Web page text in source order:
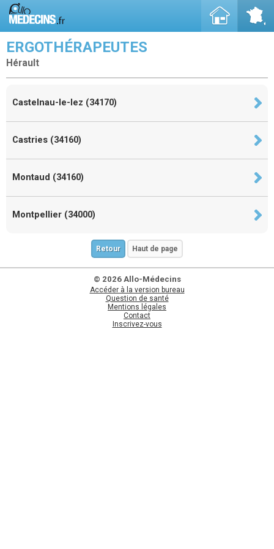
ERGOTHÉRAPEUTES
Hérault
Castelnau-le-lez (34170)
Castries (34160)
Montaud (34160)
Montpellier (34000)
Retour Haut de page
© 2026 Allo-Médecins
Accéder à la version bureau
Question de santé
Mentions légales
Contact
Inscrivez-vous